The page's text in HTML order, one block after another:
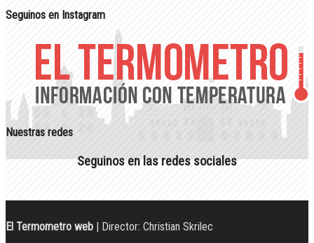
Seguinos en Instagram
Nuestras redes
Seguinos en las redes sociales
El Termometro web | Director: Christian Skrilec